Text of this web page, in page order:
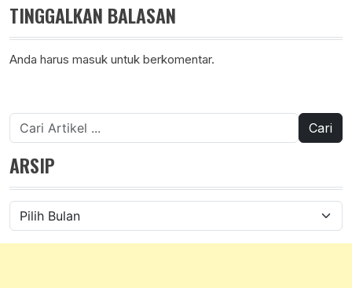
TINGGALKAN BALASAN
Anda harus masuk untuk berkomentar.
Cari
untuk:
ARSIP
Arsip